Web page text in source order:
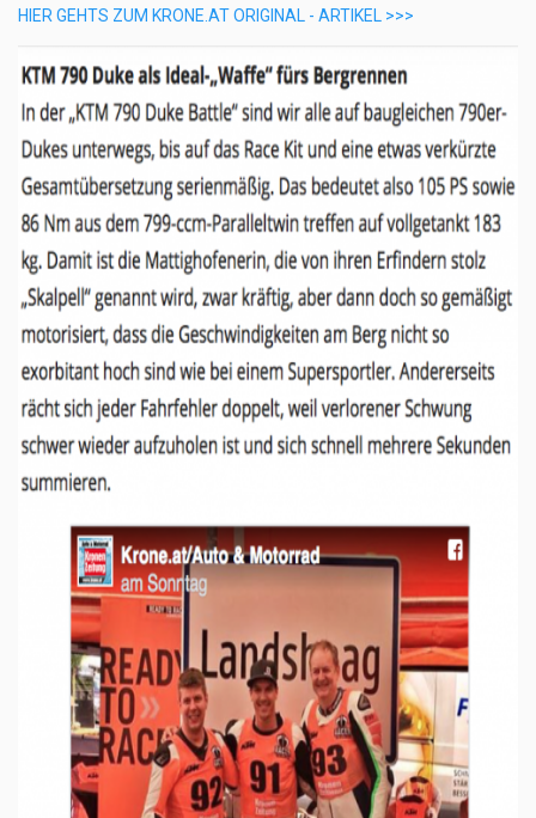
HIER GEHTS ZUM KRONE.AT ORIGINAL - ARTIKEL >>>